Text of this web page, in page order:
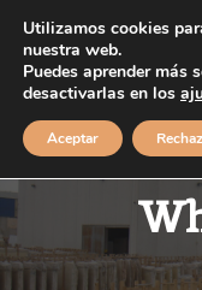
contenido
Utilizamos cookies
nuestra web.
Puedes aprender más
desactivarlas en los
Aceptar